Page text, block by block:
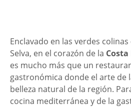
Enclavado en las verdes
Selva, en el corazón de la
es mucho más que un
gastronómica donde el arte de
belleza natural de la región.
cocina mediterránea y de la